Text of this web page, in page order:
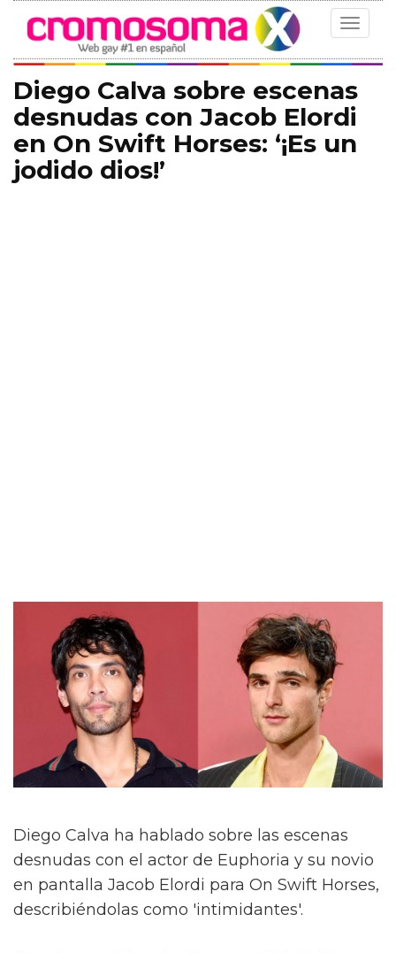
Toggle
Diego Calva sobre escenas
desnudas con Jacob Elordi
en On Swift Horses: ‘¡Es un
jodido dios!’
Diego Calva ha hablado sobre las escenas
desnudas con el actor de Euphoria y su novio
en pantalla Jacob Elordi para On Swift Horses,
describiéndolas como 'intimidantes'.